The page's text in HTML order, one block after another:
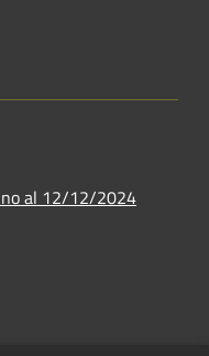
al 12/12/2024